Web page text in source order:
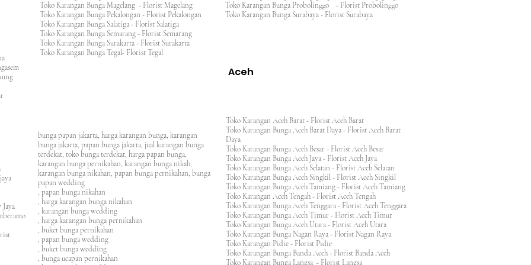
Toko Karangan Bunga Magelang - Florist Magelang
Toko Karangan Bunga Pekalongan - Florist Pekalongan
Toko Karangan Bunga Salatiga - Florist Salatiga
Toko Karangan Bunga Semarang - Florist Semarang
Toko Karangan Bunga Surakarta - Florist Surakarta
Toko Karangan Bunga Tegal- Florist Tegal
Toko Karangan Bunga Probolinggo - Florist Probolinggo
Toko Karangan Bunga Surabaya - Florist Surabaya
Aceh
bunga papan jakarta, harga karangan bunga, karangan
bunga jakarta, papan bunga jakarta, jual karangan bunga
terdekat, toko bunga terdekat, harga papan bunga,
karangan bunga pernikahan, karangan bunga nikah,
karangan bunga nikahan, papan bunga pernikahan, bunga
papan wedding
, papan bunga nikahan
, harga karangan bunga nikahan
, karangan bunga wedding
, harga karangan bunga pernikahan
, buket bunga pernikahan
, papan bunga wedding
, buket bunga wedding
, bunga ucapan pernikahan
Toko Karangan Aceh Barat - Florist Aceh Barat
Toko Karangan Bunga Aceh Barat Daya - Florist Aceh Barat
Daya
Toko Karangan Bunga Aceh Besar - Florist Aceh Besar
Toko Karangan Bunga Aceh Jaya - Florist Aceh Jaya
Toko Karangan Bunga Aceh Selatan - Florist Aceh Selatan
Toko Karangan Bunga Aceh Singkil - Florist Aceh Singkil
Toko Karangan Bunga Aceh Tamiang - Florist Aceh Tamiang
Toko Karangan Aceh Tengah - Florist Aceh Tengah
Toko Karangan Bunga Aceh Tenggara - Florist Aceh Tenggara
Toko Karangan Bunga Aceh Timur - Florist Aceh Timur
Toko Karangan Bunga Aceh Utara - Florist Aceh Utara
Toko Karangan Bunga Nagan Raya - Florist Nagan Raya
Toko Karangan Pidie - Florist Pidie
Toko Karangan Bunga Banda Aceh - Florist Banda Aceh
Toko Karangan Bunga Langsa - Florist Langsa